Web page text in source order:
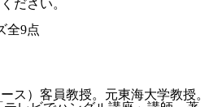
ださい。
全9点
ス）客員教授。元東海大学教授。